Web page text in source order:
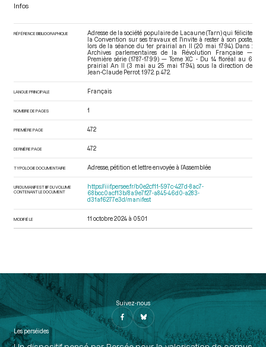
Infos
RÉFÉRENCE BIBLIOGRAPHIQUE
Adresse de la société populaire de Lacaune (Tarn) qui félicite
la Convention sur ses travaux et l'invite à rester à son poste,
lors de la séance du 1er prairial an II (20 mai 1794). Dans :
Archives parlementaires de la Révolution Française —
Première série (1787-1799) — Tome XC - Du 14 floréal au 6
prairial An II (3 mai au 25 mai 1794), sous la direction de
Jean-Claude Perrot. 1972. p. 472.
LANGUE PRINCIPALE Français
NOMBRE DE PAGES 1
PREMIÈRE PAGE 472
DERNIÈRE PAGE 472
TYPOLOGIE DOCUMENTAIRE Adresse, pétition et lettre envoyée à l’Assemblée
URI DU MANIFEST IIIF DU VOLUME
CONTENANT LE DOCUMENT
https://iiif.persee.fr/b0e2cf11-597c-427d-8ac7-
68bcc0acf13b/8a9e7f27-a845-46d0-a283-
d31af6277e3d/manifest
MODIFIÉ LE 11 octobre 2024 à 05:01
Suivez-nous
Les perséides